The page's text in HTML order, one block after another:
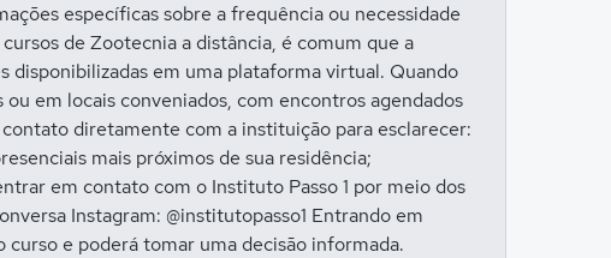
específicas sobre a frequência ou necessidade
de Zootecnia a distância, é comum que a
disponibilizadas em uma plataforma virtual. Quando
em locais conveniados, com encontros agendados
diretamente com a instituição para esclarecer:
mais próximos de sua residência;
em contato com o Instituto Passo 1 por meio dos
Instagram: @institutopasso1 Entrando em
e poderá tomar uma decisão informada.